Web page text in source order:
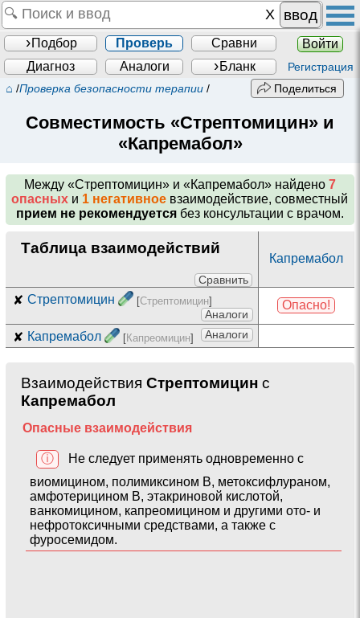
ввод
Подбор Проверь Сравни
Войти
Диагноз
Аналоги Бланк Регистрация
⌂ /Проверка безопасности терапии / Поделиться
Совместимость «Стрептомицин» и
«Капремабол»
Между «Стрептомицин» и «Капремабол»найдено 7
опасных и 1 негативное взаимодействие, совместный
прием не рекомендуетсябез консультации с врачом.
Таблица взаимодействий
Сравнить
Капремабол
✘ Стрептомицин [Стрептомицин]
Аналоги
Опасно!
✘ Капремабол [Капреомицин] Аналоги
Взаимодействия Стрептомицин с
Капремабол
Опасные взаимодействия
ⓘ
Не следует применять одновременно с
виомицином, полимиксином B, метоксифлураном,
амфотерицином B, этакриновой кислотой,
ванкомицином, капреомицином и другими ото- и
нефротоксичными средствами, а также с
фуросемидом.